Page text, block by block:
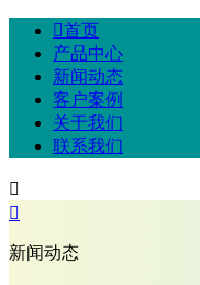
首页
产品中心
新闻动态
客户案例
关于我们
联系我们


新闻动态